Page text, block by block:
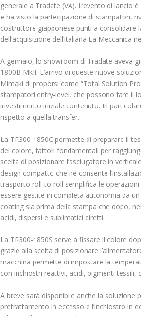
generale a Tradate (VA). L’evento di
e ha visto la partecipazione di stampatori,
costruttore giapponese punti a consolidare
dell’acquisizione dell’italiana La Meccanica
A gennaio, lo showroom di Tradate aveva
1800B MkII. L’arrivo di queste nuove
Mimaki di proporsi come “Total Solution
stampatori entry-level, che possono fare il
investimento iniziale contenuto. In
rispetto a quella transfer.
La TR300-1850C permette di preparare il
del colore, fattori fondamentali per
scelta di posizionare l’asciugatore in
design compatto che ne consente
trasporto roll-to-roll semplifica le
essere gestite in completa autonomia da
coating sia prima della stampa che dopo,
acidi, dispersi e sublimatici diretti.
La TR300-1850S serve a fissare il colore
grazie alla scelta di posizionare
macchina permette di impostare la
con inchiostri reattivi, acidi, pigmenti tessili,
A breve sarà disponibile anche la soluzione
pretrattamento in eccesso e l’inchiostro in